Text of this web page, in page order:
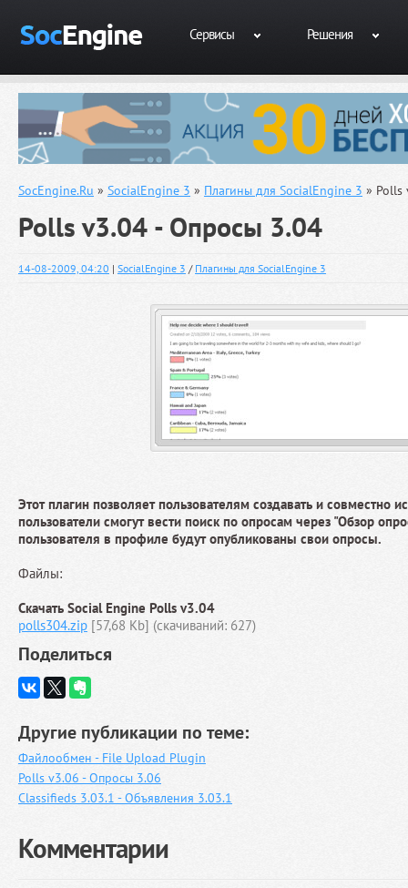
Сервисы Решения
SocEngine.Ru » SocialEngine 3 » Плагины для SocialEngine 3 » Polls
Polls v3.04 - Опросы 3.04
14-08-2009, 04:20 | SocialEngine 3 / Плагины для SocialEngine 3
Этот плагин позволяет пользователям создавать и совместно
пользователи смогут вести поиск по опросам через "Обзор
пользователя в профиле будут опубликованы свои опросы.
Файлы:
Скачать Social Engine Polls v3.04
polls304.zip [57,68 Kb] (cкачиваний: 627)
Поделиться
Другие публикации по теме:
Файлообмен - File Upload Plugin
Polls v3.06 - Опросы 3.06
Classifieds 3.03.1 - Объявления 3.03.1
Комментарии